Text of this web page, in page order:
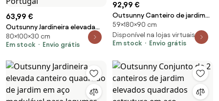
63,99 €
Outsunny Jardineira elevada
quadrada horta com orifício de
drenagem aço galvanizado 100
Portugal
80×100×30 cm
Em stock
Envio grátis
92,99 €
Outsunny Canteiro de jardim
retangular com tubos de
reforço em aço galvanizado
180 x 90 x 59 cm | Aosom
59×180×90 cm
Disponível na lojas virtuais 2
Em stock
Envio grátis